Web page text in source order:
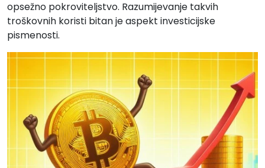
opsežno pokroviteljstvo. Razumijevanje takvih
troškovnih koristi bitan je aspekt investicijske
pismenosti.